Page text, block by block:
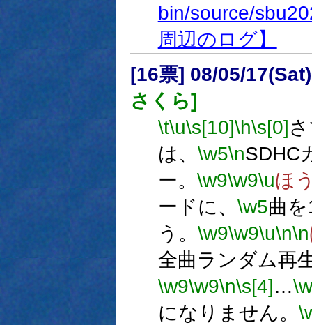
bin/source/
周辺のログ】
[16票] 08/05/
さくら]
\t\u\s[10]\h\s[0]
は、 \w5\nSDHC
ー。 \w9\w9\uほ
ードに、 \w5曲
う。 \w9\w9\u\n\n
全曲ランダム再
\w9\w9\n\s[4]…
になりません。